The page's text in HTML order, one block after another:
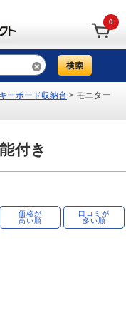
0
キーボード収納台 > モニター
付き
価格が
高い順
口コミが
多い順